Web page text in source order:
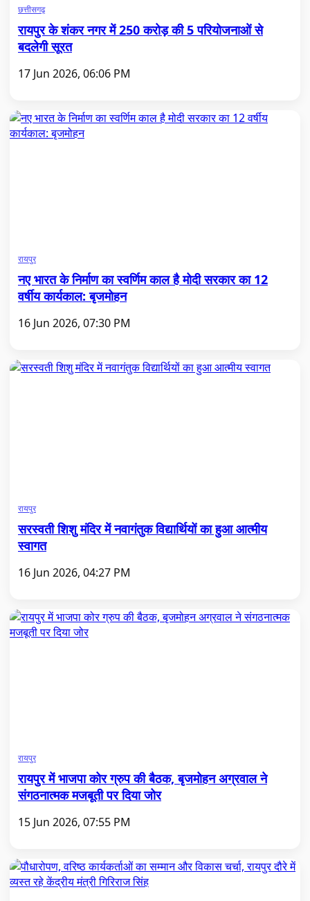
छत्तीसगढ़
रायपुर के शंकर नगर में 250 करोड़ की 5 परियोजनाओं से
बदलेगी सूरत
17 Jun 2026, 06:06 PM
रायपुर
नए भारत के निर्माण का स्वर्णिम काल है मोदी सरकार का 12
वर्षीय कार्यकाल: बृजमोहन
16 Jun 2026, 07:30 PM
रायपुर
सरस्वती शिशु मंदिर में नवागंतुक विद्यार्थियों का हुआ आत्मीय
स्वागत
16 Jun 2026, 04:27 PM
रायपुर
रायपुर में भाजपा कोर ग्रुप की बैठक, बृजमोहन अग्रवाल ने
संगठनात्मक मजबूती पर दिया जोर
15 Jun 2026, 07:55 PM